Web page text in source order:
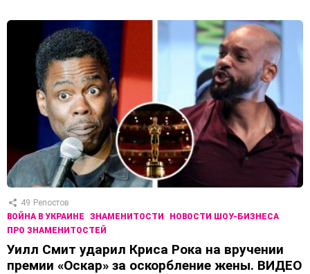
49 Репостов
ВОЙНА В УКРАИНЕ
ЗНАМЕНИТОСТИ
НОВОСТИ ШОУ-БИЗНЕСА
ПРО ЗНАМЕНИТОСТЕЙ
Уилл Смит ударил Криса Рока на вручении
премии «Оскар» за оскорбление жены. ВИДЕО